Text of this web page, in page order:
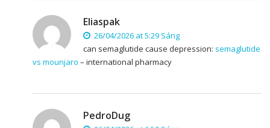
Eliaspak
26/04/2026 at 5:29 Sáng
can semaglutide cause depression: semaglutide
vs mounjaro – international pharmacy
PedroDug